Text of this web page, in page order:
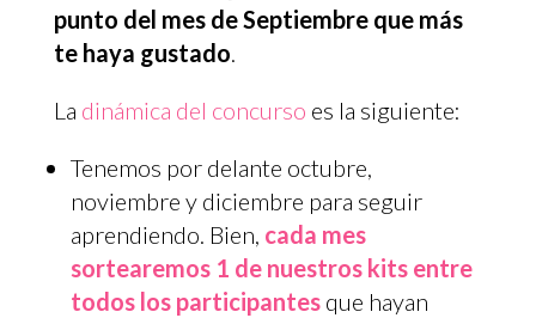
punto del mes de Septiembre que más
te haya gustado.
La dinámica del concurso es la siguiente:
Tenemos por delante octubre,
noviembre y diciembre para seguir
aprendiendo. Bien, cada mes
sortearemos 1 de nuestros kits entre
todos los participantesque hayan